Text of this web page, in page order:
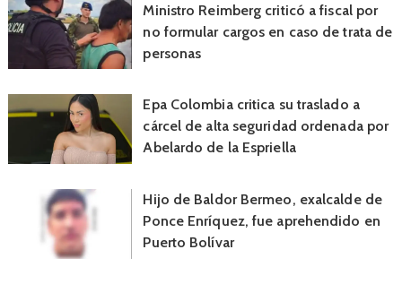
Ministro Reimberg criticó a fiscal por
no formular cargos en caso de trata de
personas
Epa Colombia critica su traslado a
cárcel de alta seguridad ordenada por
Abelardo de la Espriella
Hijo de Baldor Bermeo, exalcalde de
Ponce Enríquez, fue aprehendido en
Puerto Bolívar